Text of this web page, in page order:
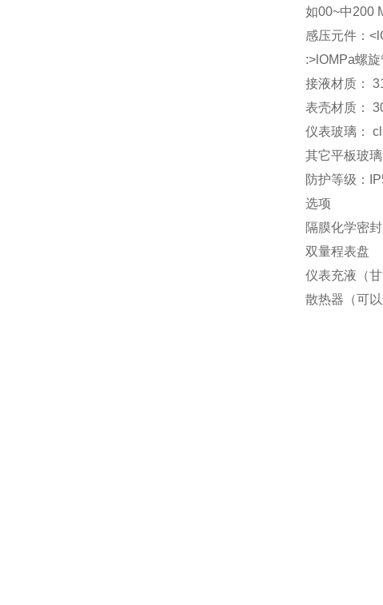
如00~中200
感压元件：
:>lOMPa螺旋
接液材质：
表壳材质：
仪表玻璃：
其它平板玻璃
防护等级：
选项
隔膜化学密封
双量程表盘
仪表充液（
散热器（可